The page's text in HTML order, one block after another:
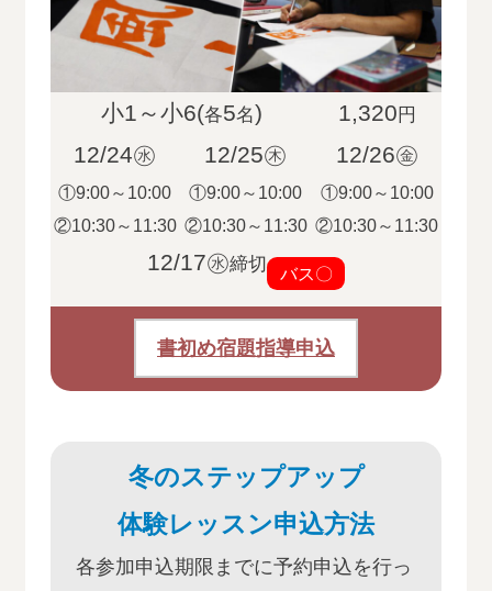
小1～小6(各5名) 1,320 円
12/24㊌ 12/25㊍ 12/26㊎
①9:00～10:00
②10:30～11:30
①9:00～10:00
②10:30～11:30
①9:00～10:00
②10:30～11:30
12/17㊌締切 バス〇
書初め宿題指導申込
冬のステップアップ
体験レッスン申込方法
各参加申込期限までに予約申込を行っ